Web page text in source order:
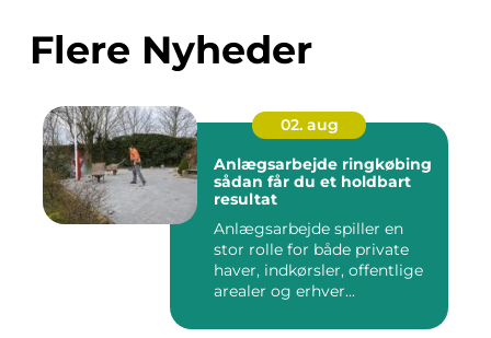
Flere Nyheder
02. aug
Anlægsarbejde ringkøbing
sådan får du et holdbart
resultat
Anlægsarbejde spiller en
stor rolle for både private
haver, indkørsler, offentlige
arealer og erhver...